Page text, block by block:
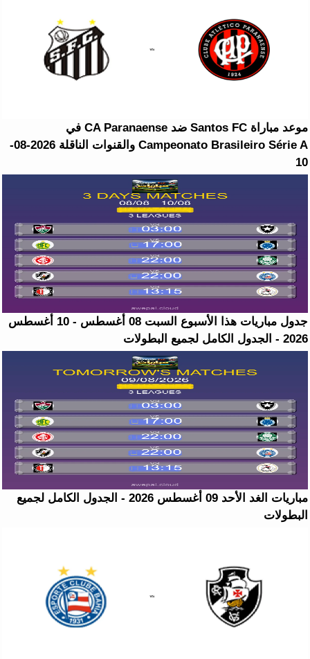
موعد مباراة Santos FC ضد CA Paranaense في
Campeonato Brasileiro Série A والقنوات الناقلة 2026-08-
10
جدول مباريات هذا الأسبوع السبت 08 أغسطس - 10 أغسطس
2026 - الجدول الكامل لجميع البطولات
مباريات الغد الأحد 09 أغسطس 2026 - الجدول الكامل لجميع
البطولات